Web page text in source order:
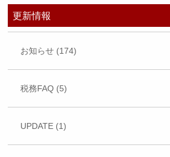
更新情報
お知らせ (174)
税務FAQ (5)
UPDATE (1)